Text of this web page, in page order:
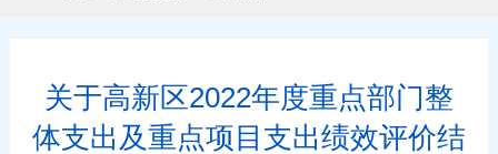
关于高新区2022年度重点部门整
体支出及重点项目支出绩效评价结